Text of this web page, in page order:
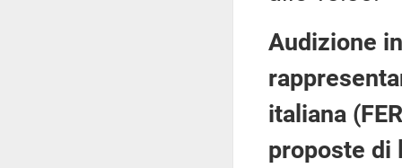
Audizione
italiana
proposte di